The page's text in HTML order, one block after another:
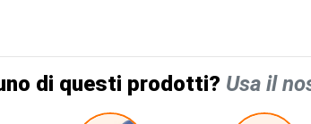
di questi prodotti? Usa il